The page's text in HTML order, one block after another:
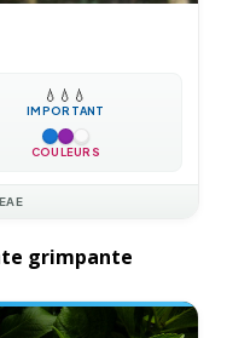
💧 💧 💧
IMPORTANT
COULEURS
grimpante